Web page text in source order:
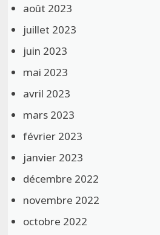
août 2023
juillet 2023
juin 2023
mai 2023
avril 2023
mars 2023
février 2023
janvier 2023
décembre 2022
novembre 2022
octobre 2022